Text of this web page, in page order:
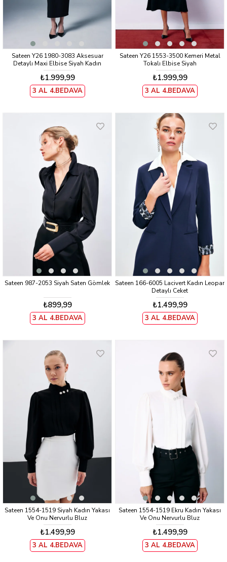
Sateen Y26 1980-3083 Aksesuar
Detaylı Maxi Elbise Siyah Kadın
₺1.999,99
3 AL 4.BEDAVA
Sateen Y26 1553-3500 Kemeri Metal
Tokalı Elbise Siyah
₺1.999,99
3 AL 4.BEDAVA
Sateen 987-2053 Siyah Saten Gömlek
₺899,99
3 AL 4.BEDAVA
Sateen 166-6005 Lacivert Kadın Leopar
Detaylı Ceket
₺1.499,99
3 AL 4.BEDAVA
Sateen 1554-1519 Siyah Kadın Yakası
Ve Onu Nervurlu Bluz
₺1.499,99
3 AL 4.BEDAVA
Sateen 1554-1519 Ekru Kadın Yakası
Ve Onu Nervurlu Bluz
₺1.499,99
3 AL 4.BEDAVA